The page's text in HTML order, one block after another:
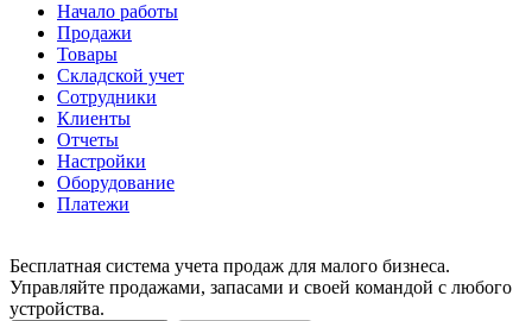
Начало работы
Продажи
Товары
Cкладской учет
Сотрудники
Клиенты
Отчеты
Настройки
Оборудование
Платежи
Бесплатная система учета продаж для малого бизнеса.
Управляйте продажами, запасами и своей командой с любого
устройства.